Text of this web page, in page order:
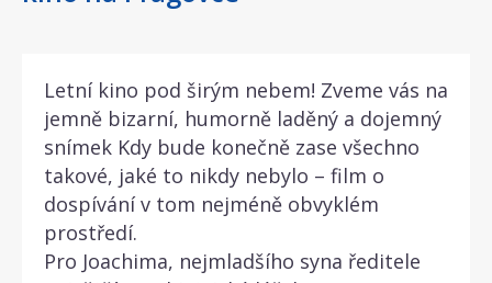
Letní kino pod širým nebem! Zveme vás na
jemně bizarní, humorně laděný a dojemný
snímek Kdy bude konečně zase všechno
takové, jaké to nikdy nebylo – film o
dospívání v tom nejméně obvyklém
prostředí.
Pro Joachima, nejmladšího syna ředitele